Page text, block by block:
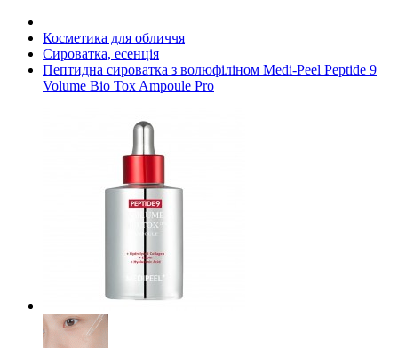
Косметика для обличчя
Сироватка, есенція
Пептидна сироватка з волюфіліном Medi-Peel Peptide 9
Volume Bio Tox Ampoule Pro